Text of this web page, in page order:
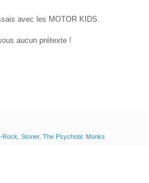
avec les MOTOR KIDS.
aucun prétexte !
Rock Stoner, The Psychotic Monks